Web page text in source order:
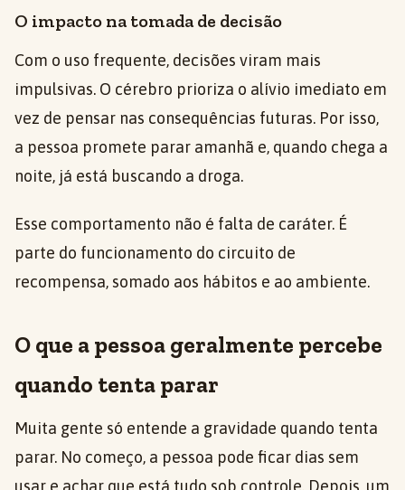
O impacto na tomada de decisão
Com o uso frequente, decisões viram mais
impulsivas. O cérebro prioriza o alívio imediato em
vez de pensar nas consequências futuras. Por isso,
a pessoa promete parar amanhã e, quando chega a
noite, já está buscando a droga.
Esse comportamento não é falta de caráter. É
parte do funcionamento do circuito de
recompensa, somado aos hábitos e ao ambiente.
O que a pessoa geralmente percebe
quando tenta parar
Muita gente só entende a gravidade quando tenta
parar. No começo, a pessoa pode ficar dias sem
usar e achar que está tudo sob controle. Depois, um